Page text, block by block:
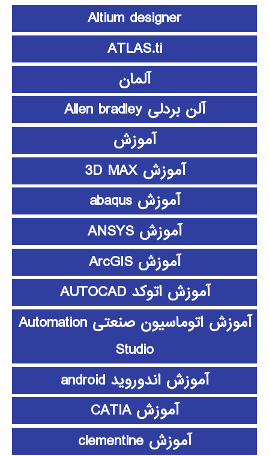
Altium designer
ATLAS.ti
آلمان
آلن بردلی Allen bradley
آموزش
آموزش 3D MAX
آموزش abaqus
آموزش ANSYS
آموزش ArcGIS
آموزش اتوکد AUTOCAD
آموزش اتوماسیون صنعتی Automation
Studio
آموزش اندوروید android
آموزش CATIA
آموزش clementine